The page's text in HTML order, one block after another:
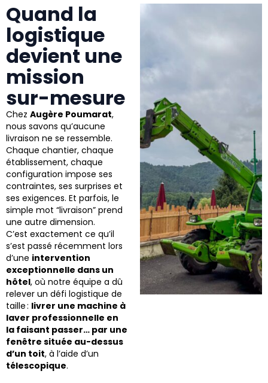
Quand la
logistique
devient une
mission
sur-mesure
Chez Augère Poumarat,
nous savons qu’aucune
livraison ne se ressemble.
Chaque chantier, chaque
établissement, chaque
configuration impose ses
contraintes, ses surprises et
ses exigences. Et parfois, le
simple mot “livraison” prend
une autre dimension.
C’est exactement ce qu’il
s’est passé récemment lors
d’une intervention
exceptionnelle dans un
hôtel, où notre équipe a dû
relever un défi logistique de
taille : livrer une machine à
laver professionnelle en
la faisant passer… par une
fenêtre située au-dessus
d’un toit, à l’aide d’un
télescopique.